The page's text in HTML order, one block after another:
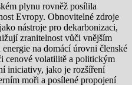
plynu rovněž posílila
Evropy. Obnovitelné zdroje
nástroje pro dekarbonizaci,
zranitelnost vůči vnějším
na domácí úrovni členské
cenové volatilitě a politickým
iniciativy, jako je rozšíření
moři a posílené propojení